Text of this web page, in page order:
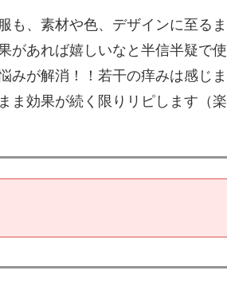
も、素材や色、デザインに至るま
があれば嬉しいなと半信半疑で使
みが解消！！若干の痒みは感じま
ま効果が続く限りリピします（楽